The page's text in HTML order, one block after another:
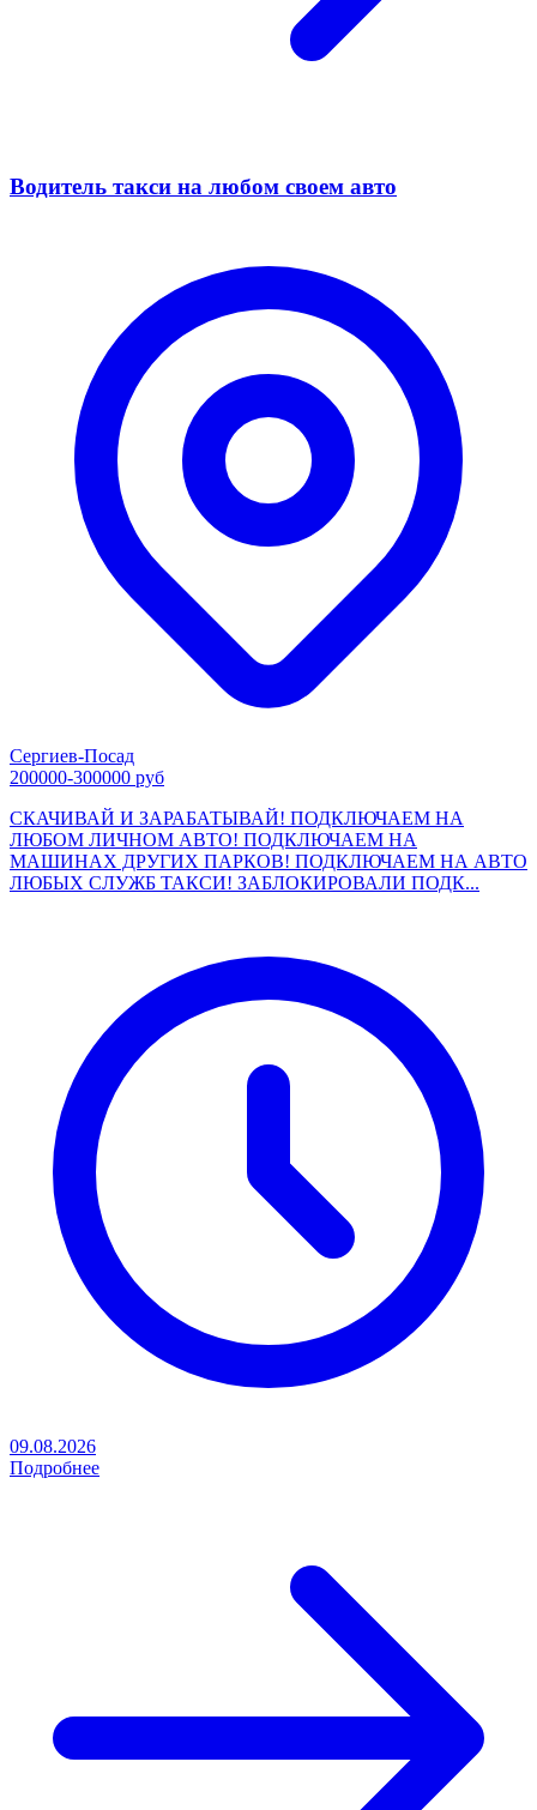
Водитель такси на любом своем авто
Сергиев-Посад
200000-300000 руб
СКАЧИВАЙ И ЗАРАБАТЫВАЙ! ПОДКЛЮЧАЕМ НА
ЛЮБОМ ЛИЧНОМ АВТО! ПОДКЛЮЧАЕМ НА
МАШИНАХ ДРУГИХ ПАРКОВ! ПОДКЛЮЧАЕМ НА АВТО
ЛЮБЫХ СЛУЖБ ТАКСИ! ЗАБЛОКИРОВАЛИ ПОДК...
09.08.2026
Подробнее